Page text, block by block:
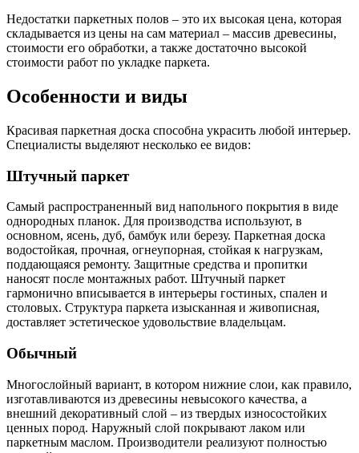
Недостатки паркетных полов – это их высокая цена, которая
складывается из цены на сам материал – массив древесины,
стоимости его обработки, а также достаточно высокой
стоимости работ по укладке паркета.
Особенности и виды
Красивая паркетная доска способна украсить любой интерьер.
Специалисты выделяют несколько ее видов:
Штучный паркет
Самый распространенный вид напольного покрытия в виде
однородных планок. Для производства используют, в
основном, ясень, дуб, бамбук или березу. Паркетная доска
водостойкая, прочная, огнеупорная, стойкая к нагрузкам,
поддающаяся ремонту. Защитные средства и пропитки
наносят после монтажных работ. Штучный паркет
гармонично вписывается в интерьеры гостиных, спален и
столовых. Структура паркета изысканная и живописная,
доставляет эстетическое удовольствие владельцам.
Обычный
Многослойный вариант, в котором нижние слои, как правило,
изготавливаются из древесины невысокого качества, а
внешний декоративный слой – из твердых износостойких
ценных пород. Наружный слой покрывают лаком или
паркетным маслом. Производители реализуют полностью